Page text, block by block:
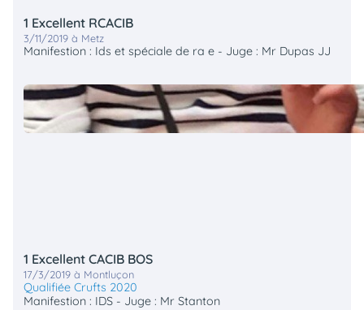
1 Excellent RCACIB
3/11/2019 à Metz
Manifestion : Ids et spéciale de ra e - Juge : Mr Dupas JJ
1 Excellent CACIB BOS
17/3/2019 à Montluçon
Qualifiée Crufts 2020
Manifestion : IDS - Juge : Mr Stanton